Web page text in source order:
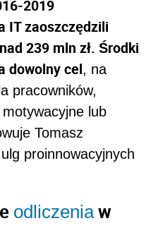
2019
IT zaoszczędzili
239 mln zł. Środki
dowolny cel, na
pracowników,
lub
Tomasz
proinnowacyjnych
odliczeniaw